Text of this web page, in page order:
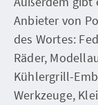
Anbieter von
des Wortes:
Räder,
Kühlergrill-
Werkzeuge,